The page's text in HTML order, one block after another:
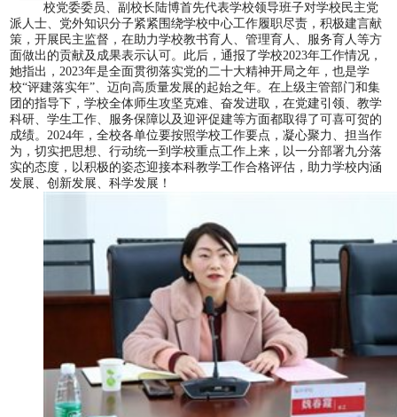
校党委委员、副校长陆博首先代表学校领导班子对学校民主党
派人士、党外知识分子紧紧围绕学校中心工作履职尽责，积极建言献
策，开展民主监督，在助力学校教书育人、管理育人、服务育人等方
面做出的贡献及成果表示认可。此后，通报了学校2023年工作情况，
她指出，2023年是全面贯彻落实党的二十大精神开局之年，也是学
校“评建落实年”、迈向高质量发展的起始之年。在上级主管部门和集
团的指导下，学校全体师生攻坚克难、奋发进取，在党建引领、教学
科研、学生工作、服务保障以及迎评促建等方面都取得了可喜可贺的
成绩。2024年，全校各单位要按照学校工作要点，凝心聚力、担当作
为，切实把思想、行动统一到学校重点工作上来，以一分部署九分落
实的态度，以积极的姿态迎接本科教学工作合格评估，助力学校内涵
发展、创新发展、科学发展！